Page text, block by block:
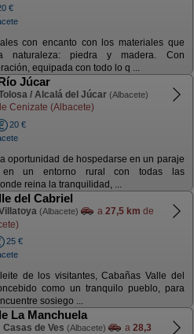
€
con encanto con los materiales que
naturaleza: piedra y madera. Con
equipada con todo lo q ...
Júcar
/ Alcalá del Júcar (Albacete)
Cenizate (Albacete)
20 €
oportunidad de hospedarse en un paraje
en un entorno rural con todas las
reina la tranquilidad, ...
del Cabriel
(Albacete) a 27,5 km de
25 €
de los visitantes, Cabañas Valle del
como un tranquilo pueblo, para
sosiego ...
La Manchuela
Casas de Ves (Albacete) a 28,3